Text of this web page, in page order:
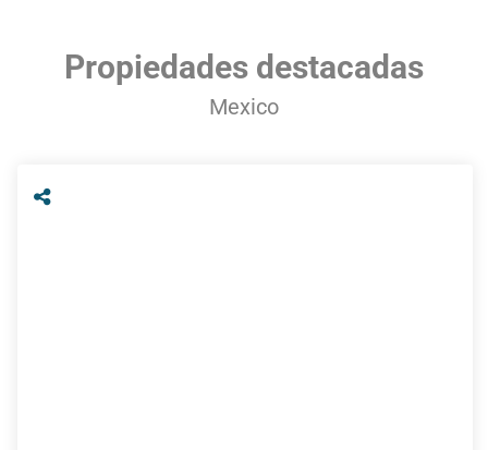
Propiedades destacadas
Mexico